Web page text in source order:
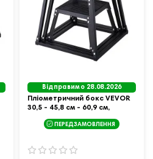
Відправимо 28.08.2026
Пліометричний бокс VEVOR
30,5 - 45,8 см - 60,9 см,
ПЕРЕДЗАМОВЛЕННЯ